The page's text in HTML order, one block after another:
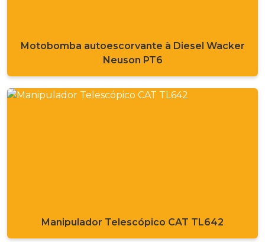
Motobomba autoescorvante à Diesel Wacker
Neuson PT6
Manipulador Telescópico CAT TL642